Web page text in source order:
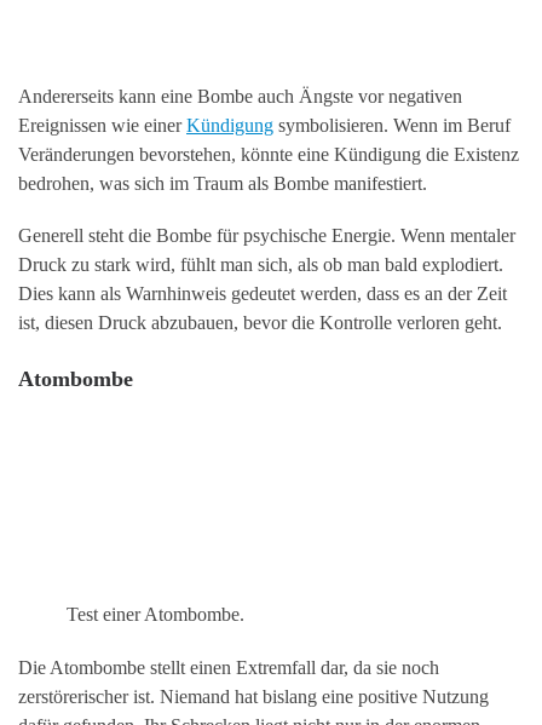
Andererseits kann eine Bombe auch Ängste vor negativen
Ereignissen wie einerKündigung symbolisieren. Wenn im Beruf
Veränderungen bevorstehen, könnte eine Kündigung die Existenz
bedrohen, was sich im Traum als Bombe manifestiert.
Generell steht die Bombe für psychische Energie. Wenn mentaler
Druck zu stark wird, fühlt man sich, als ob man bald explodiert.
Dies kann als Warnhinweis gedeutet werden, dass es an der Zeit
ist, diesen Druck abzubauen, bevor die Kontrolle verloren geht.
Atombombe
Test einer Atombombe.
Die Atombombe stellt einen Extremfall dar, da sie noch
zerstörerischer ist. Niemand hat bislang eine positive Nutzung